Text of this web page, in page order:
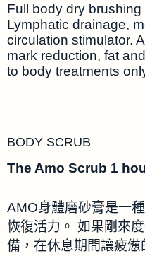
Full body dry
Lymphatic drainage,
circulation stimulator.
mark reduction, fat
to body treatments
BODY SCRUB
The Amo Scrub 1
AMO身體磨砂膏是一
恢復活力。 如果剛來
備，在休息期間讓疲